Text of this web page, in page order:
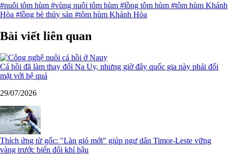
#nuôi tôm hùm #vùng nuôi tôm hùm #lồng tôm hùm #tôm hùm Khánh
Hòa #lồng bè thủy sản #tôm hùm Khánh Hòa
Bài viết liên quan
Cá hồi đã làm thay đổi Na Uy, nhưng giờ đây quốc gia này phải đối
mặt với hệ quả
29/07/2026
Thích ứng từ gốc: "Làn gió mới" giúp ngư dân Timor-Leste vững
vàng trước biến đổi khí hậu